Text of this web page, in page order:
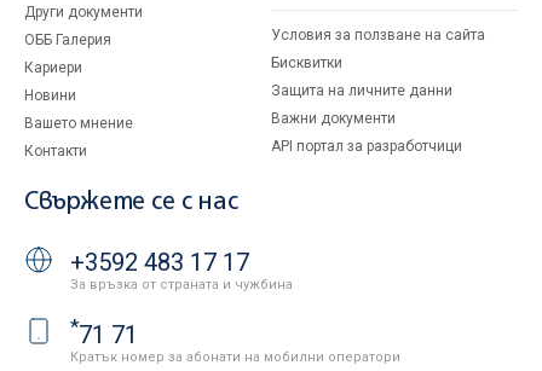
Други документи
ОББ Галерия
Кариери
Новини
Вашето мнение
Контакти
Условия за ползване на сайта
Бисквитки
Защита на личните данни
Важни документи
API портал за разработчици
Свържете се с нас
+3592 483 17 17
За връзка от страната и чужбина
*71 71
Кратък номер за абонати на мобилни оператори